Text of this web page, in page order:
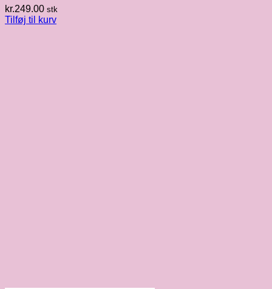
kr.249.00 stk
Tilføj til kurv